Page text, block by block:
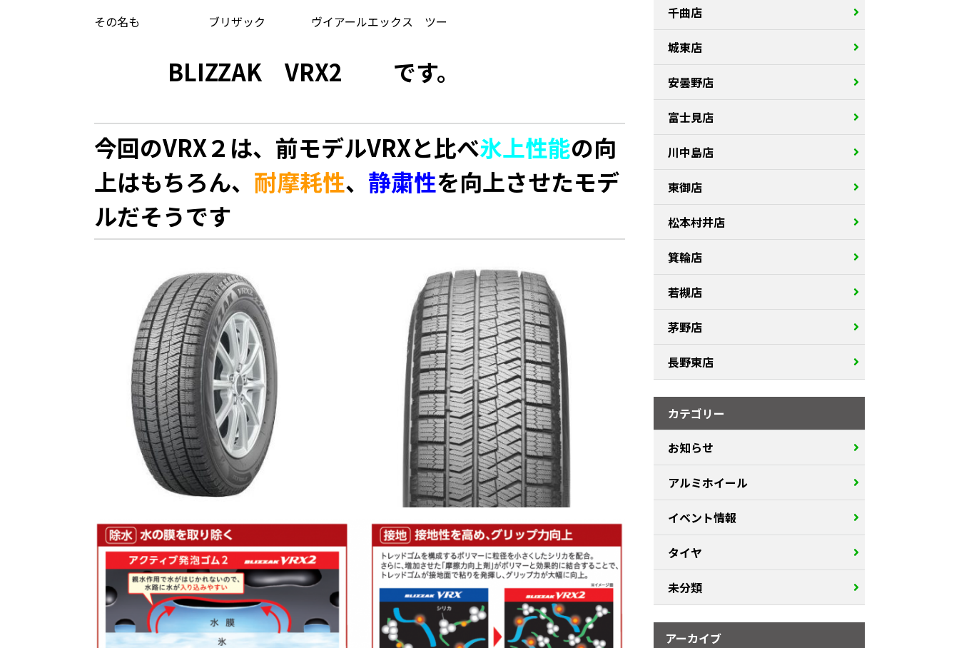
その名も ブリザック ヴイアールエックス ツー
BLIZZAK VRX2 です。
今回のVRX２は、前モデルVRXと比べ氷上性能の向
上はもちろん、 耐摩耗性、 静粛性を向上させたモデ
ルだそうです
千曲店
城東店
安曇野店
富士見店
川中島店
東御店
松本村井店
箕輪店
若槻店
茅野店
長野東店
カテゴリー
お知らせ
アルミホイール
イベント情報
タイヤ
未分類
アーカイブ